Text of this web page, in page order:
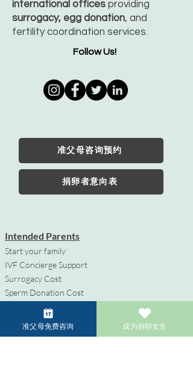
international offices providing
surrogacy, egg donation, and
fertility coordination services.
Follow Us!
准父母咨询预约
捐卵者意向表
Intended Parents
Start your family
IVF Concierge Support
Surrogacy Cost
Sperm Donation Cost
Egg Donation Cost
Surrogacy for Gay Couples
准父母免费咨询 成为捐卵女生